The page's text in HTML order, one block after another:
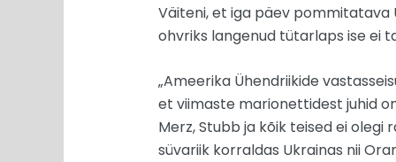
Väiteni, et iga päev pommitatava
ohvriks langenud tütarlaps ise ei
„Ameerika Ühendriikide
et viimaste marionettidest juhid
Merz, Stubb ja kõik teised ei
süvariik korraldas Ukrainas nii